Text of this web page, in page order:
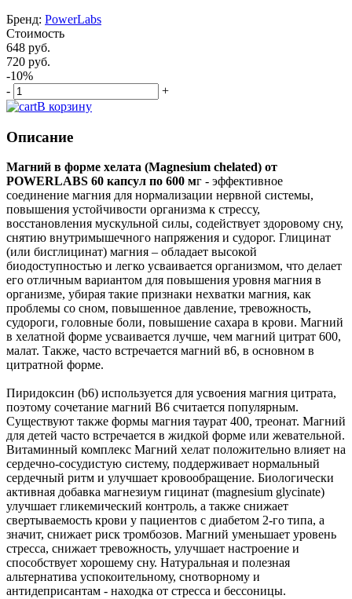
Бренд: PowerLabs
Стоимость
648 руб.
720 руб.
-10%
-
+
В корзину
Описание
Магний в форме хелата (Magnesium chelated) от
POWERLABS 60 капсул по 600 мг - эффективное
соединение магния для нормализации нервной системы,
повышения устойчивости организма к стрессу,
восстановления мускульной силы, содействует здоровому сну,
снятию внутримышечного напряжения и судорог. Глицинат
(или бисглицинат) магния – обладает высокой
биодоступностью и легко усваивается организмом, что делает
его отличным вариантом для повышения уровня магния в
организме, убирая такие признаки нехватки магния, как
проблемы со сном, повышенное давление, тревожность,
судороги, головные боли, повышение сахара в крови. Магний
в хелатной форме усваивается лучше, чем магний цитрат 600,
малат. Также, часто встречается магний в6, в основном в
цитратной форме.
Пиридоксин (b6) используется для усвоения магния цитрата,
поэтому сочетание магний В6 считается популярным.
Существуют также формы магния таурат 400, треонат. Магний
для детей часто встречается в жидкой форме или жевательной.
Витаминный комплекс Магний хелат положительно влияет на
сердечно-сосудистую систему, поддерживает нормальный
сердечный ритм и улучшает кровообращение. Биологически
активная добавка магнезиум гицинат (magnesium glycinate)
улучшает гликемический контроль, а также снижает
свертываемость крови у пациентов с диабетом 2-го типа, а
значит, снижает риск тромбозов. Магний уменьшает уровень
стресса, снижает тревожность, улучшает настроение и
способствует хорошему сну. Натуральная и полезная
альтернатива успокоительному, снотворному и
антидеприсантам - находка от стресса и бессоницы.